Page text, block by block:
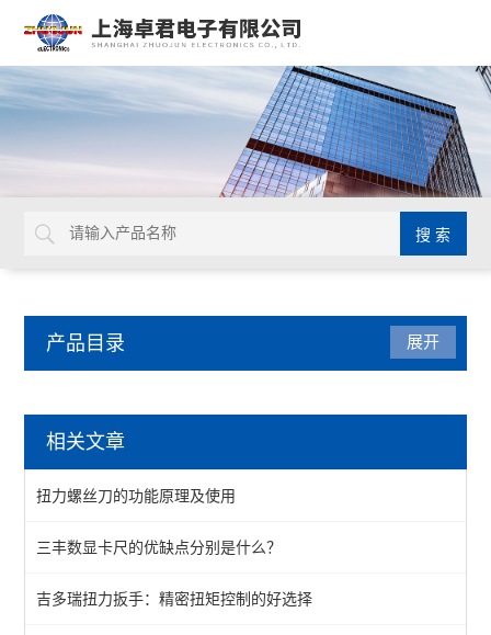
产品目录 展开
相关文章
扭力螺丝刀的功能原理及使用
三丰数显卡尺的优缺点分别是什么？
吉多瑞扭力扳手：精密扭矩控制的好选择